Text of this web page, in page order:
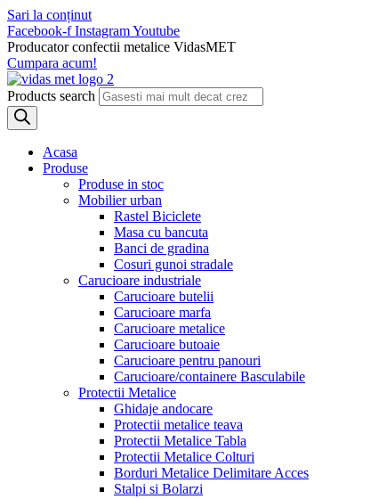
Sari la conținut
Facebook-f InstagramYoutube
Producator confectii metalice VidasMET
Cumpara acum!
Products search
Acasa
Produse
Produse in stoc
Mobilier urban
Rastel Biciclete
Masa cu bancuta
Banci de gradina
Cosuri gunoi stradale
Carucioare industriale
Carucioare butelii
Carucioare marfa
Carucioare metalice
Carucioare butoaie
Carucioare pentru panouri
Carucioare/containere Basculabile
Protectii Metalice
Ghidaje andocare
Protectii metalice teava
Protectii Metalice Tabla
Protectii Metalice Colturi
Borduri Metalice Delimitare Acces
Stalpi si Bolarzi